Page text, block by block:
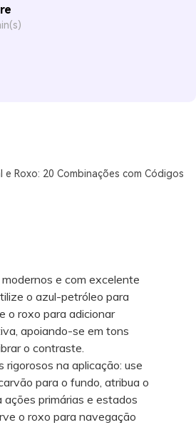
e Roxo: 20 Combinações com Códigos
e com excelente
o azul-petróleo para
o roxo para adicionar
apoiando-se em tons
o contraste.
na aplicação: use
para o fundo, atribua o
primárias e estados
o roxo para navegação